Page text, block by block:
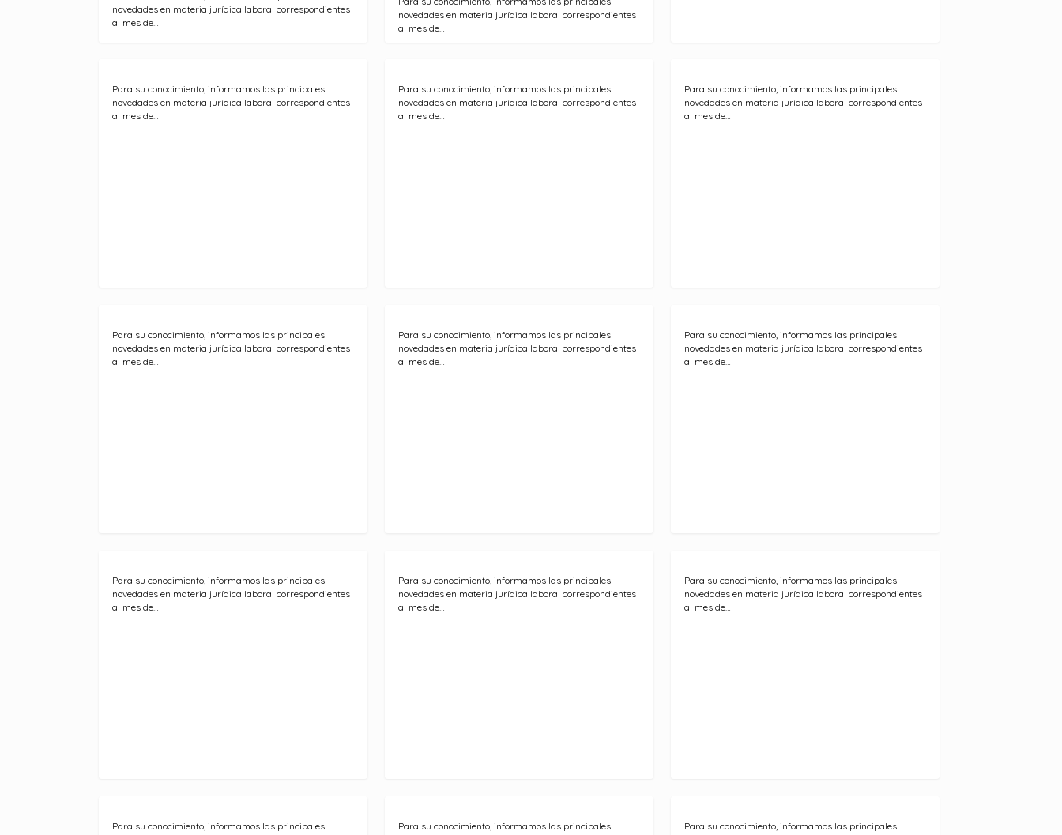
novedades en materia jurídica laboral correspondientes
al mes de…
novedades en materia jurídica laboral correspondientes
al mes de…
Para su conocimiento, informamos las principales
novedades en materia jurídica laboral correspondientes
al mes de…
Para su conocimiento, informamos las principales
novedades en materia jurídica laboral correspondientes
al mes de…
Para su conocimiento, informamos las principales
novedades en materia jurídica laboral correspondientes
al mes de…
Para su conocimiento, informamos las principales
novedades en materia jurídica laboral correspondientes
al mes de…
Para su conocimiento, informamos las principales
novedades en materia jurídica laboral correspondientes
al mes de…
Para su conocimiento, informamos las principales
novedades en materia jurídica laboral correspondientes
al mes de…
Para su conocimiento, informamos las principales
novedades en materia jurídica laboral correspondientes
al mes de…
Para su conocimiento, informamos las principales
novedades en materia jurídica laboral correspondientes
al mes de…
Para su conocimiento, informamos las principales
novedades en materia jurídica laboral correspondientes
al mes de…
Para su conocimiento, informamos las principales
Para su conocimiento, informamos las principales
Para su conocimiento, informamos las principales